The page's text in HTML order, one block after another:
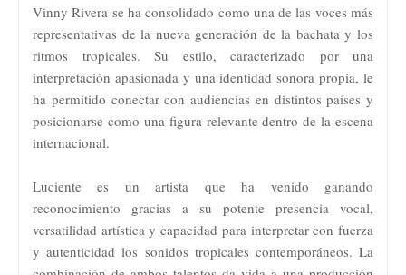
Vinny Rivera se ha consolidado como una de las voces más
representativas de la nueva generación de la bachata y los
ritmos tropicales. Su estilo, caracterizado por una
interpretación apasionada y una identidad sonora propia, le
ha permitido conectar con audiencias en distintos países y
posicionarse como una figura relevante dentro de la escena
internacional.
Luciente es un artista que ha venido ganando
reconocimiento gracias a su potente presencia vocal,
versatilidad artística y capacidad para interpretar con fuerza
y autenticidad los sonidos tropicales contemporáneos. La